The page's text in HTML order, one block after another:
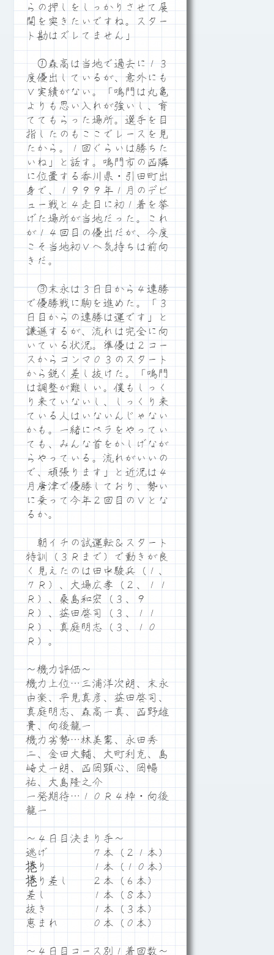
らの押しをしっかりさせて展
開を突きたいですね。スター
ト勘はズレてません」
①森高は当地で過去に１３
度優出しているが、意外にも
Ｖ実績がない。「鳴門は丸亀
よりも思い入れが強いし、育
ててもらった場所。選手を目
指したのもここでレースを見
たから。１回ぐらいは勝ちた
いね」と話す。鳴門市の西隣
に位置する香川県・引田町出
身で、１９９９年１月のデビ
ュー戦と４走目に初１着を挙
げた場所が当地だった。これ
が１４回目の優出だが、今度
こそ当地初Ｖへ気持ちは前向
きだ。
③末永は３日目から４連勝
で優勝戦に駒を進めた。「３
日目からの連勝は運です」と
謙遜するが、流れは完全に向
いている状況。準優は２コー
スからコンマ０３のスタート
から鋭く差し抜けた。「鳴門
は調整が難しい。僕もしっく
り来ていないし、しっくり来
ている人はいないんじゃない
かも。一緒にペラをやってい
ても、みんな首をかしげなが
らやっている。流れがいいの
で、頑張ります」と近況は４
月唐津で優勝しており、勢い
に乗って今年２回目のＶとな
るか。
朝イチの試運転＆スタート
特訓（３Ｒまで）で動きが良
く見えたのは田中駿兵（１、
７Ｒ）、大場広孝（２、１１
Ｒ）、桑島和宏（３、９
Ｒ）、益田啓司（３、１１
Ｒ）、真庭明志（３、１０
Ｒ）。
～機力評価～
機力上位…三浦洋次朗、末永
由楽、平見真彦、益田啓司、
真庭明志、森高一真、西野雄
貴、向後龍一
機力劣勢…林美憲、永田秀
二、金田大輔、大町利克、島
崎丈一朗、西岡顕心、岡暢
祐、大島隆之介
一発期待…１０Ｒ４枠・向後
龍一
～４日目決まり手～
逃げ ７本（２１本）
捲り １本（１０本）
捲り差し ２本（６本）
差し １本（８本）
抜き １本（３本）
恵まれ ０本（０本）
～４日目コース別１着回数～